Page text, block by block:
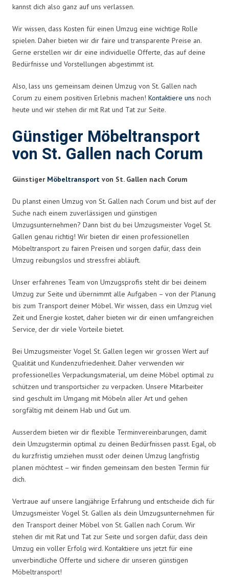
kannst dich also ganz auf uns verlassen.
Wir wissen, dass Kosten für einen Umzug eine wichtige Rolle
spielen. Daher bieten wir dir faire und transparente Preise an.
Gerne erstellen wir dir eine individuelle Offerte, das auf deine
Bedürfnisse und Vorstellungen abgestimmt ist.
Also, lass uns gemeinsam deinen Umzug von St. Gallen nach
Corum zu einem positiven Erlebnis machen! Kontaktiere uns noch
heute und wir stehen dir mit Rat und Tat zur Seite.
Günstiger Möbeltransport
von St. Gallen nach Corum
Günstiger Möbeltransport von St. Gallen nach Corum
Du planst einen Umzug von St. Gallen nach Corum und bist auf der
Suche nach einem zuverlässigen und günstigen
Umzugsunternehmen? Dann bist du bei Umzugsmeister Vogel St.
Gallen genau richtig! Wir bieten dir einen professionellen
Möbeltransport zu fairen Preisen und sorgen dafür, dass dein
Umzug reibungslos und stressfrei abläuft.
Unser erfahrenes Team von Umzugsprofis steht dir bei deinem
Umzug zur Seite und übernimmt alle Aufgaben – von der Planung
bis zum Transport deiner Möbel. Wir wissen, dass ein Umzug viel
Zeit und Energie kostet, daher bieten wir dir einen umfangreichen
Service, der dir viele Vorteile bietet.
Bei Umzugsmeister Vogel St. Gallen legen wir grossen Wert auf
Qualität und Kundenzufriedenheit. Daher verwenden wir
professionelles Verpackungsmaterial, um deine Möbel optimal zu
schützen und transportsicher zu verpacken. Unsere Mitarbeiter
sind geschult im Umgang mit Möbeln aller Art und gehen
sorgfältig mit deinem Hab und Gut um.
Ausserdem bieten wir dir flexible Terminvereinbarungen, damit
dein Umzugstermin optimal zu deinen Bedürfnissen passt. Egal, ob
du kurzfristig umziehen musst oder deinen Umzug langfristig
planen möchtest – wir finden gemeinsam den besten Termin für
dich.
Vertraue auf unsere langjährige Erfahrung und entscheide dich für
Umzugsmeister Vogel St. Gallen als dein Umzugsunternehmen für
den Transport deiner Möbel von St. Gallen nach Corum. Wir
stehen dir mit Rat und Tat zur Seite und sorgen dafür, dass dein
Umzug ein voller Erfolg wird. Kontaktiere uns jetzt für eine
unverbindliche Offerte und sichere dir unseren günstigen
Möbeltransport!